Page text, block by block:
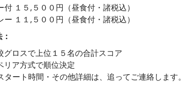
付 １５,５００円（昼食付・諸税込）
１１,５００円（昼食付・諸税込）
ロスで上位１５名の合計スコア
リア方式で順位決定
タート時間・その他詳細は、追ってご連絡します。